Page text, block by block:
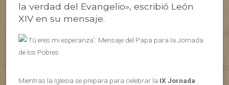
la verdad del Evangelio», escribió León
XIV en su mensaje.
Mientras la Iglesia se prepara para celebrar la IX Jornada